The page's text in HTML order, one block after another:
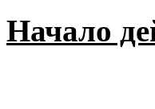
Начало